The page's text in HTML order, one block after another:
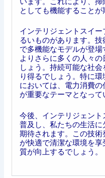
としても機能することが
インテリジェントスイ
るいものがあります。
で多機能なモデルが登
よりさらに多くの人々
しょう。持続可能な社
り得るでしょう。特に
においては、電力消費
が重要なテーマとなって
今後、インテリジェン
普及し、私たちの生活
期待されます。この技
が快適で清潔な環境を
質が向上するでしょう。